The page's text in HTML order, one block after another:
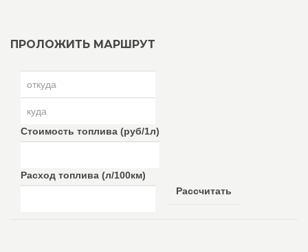
ПРОЛОЖИТЬ МАРШРУТ
Стоимость топлива (руб/1л)
Расход топлива (л/100км)
Рассчитать